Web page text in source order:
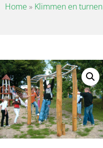
Home » Klimmen en turnen